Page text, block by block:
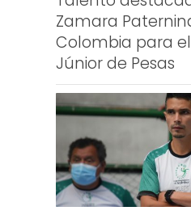
Zamara
Colombia para
Júnior de Pesas